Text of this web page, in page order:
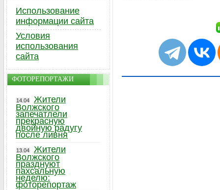
Использование
информации сайта
Условия
использования
сайта
ФОТОРЕПОРТАЖИ
14.04
Жители
Волжского
запечатлели
прекрасную
двойную радугу
после ливня
13.04
Жители
Волжского
празднуют
пахсальную
неделю:
фоторепортаж